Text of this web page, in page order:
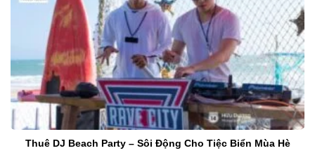
Thuê DJ Beach Party – Sôi Động Cho Tiệc Biển Mùa Hè